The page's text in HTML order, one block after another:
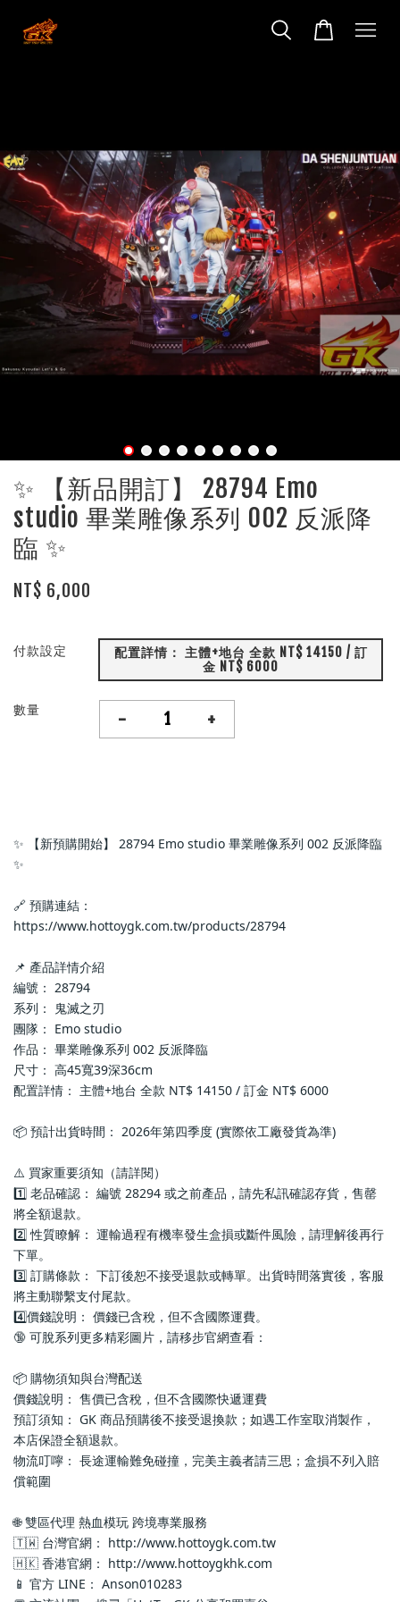
✨ 【新品開訂】 28794 Emo
studio 畢業雕像系列 002 反派降
臨 ✨
NT$ 6,000
付款設定
配置詳情： 主體+地台 全款 NT$ 14150 / 訂
金 NT$ 6000
數量 - +
✨ 【新預購開始】 28794 Emo studio 畢業雕像系列 002 反派降臨
✨
🔗 預購連結：
https://www.hottoygk.com.tw/products/28794
📌 產品詳情介紹
編號： 28794
系列： 鬼滅之刃
團隊： Emo studio
作品： 畢業雕像系列 002 反派降臨
尺寸： 高45寬39深36cm
配置詳情： 主體+地台 全款 NT$ 14150 / 訂金 NT$ 6000
📦 預計出貨時間： 2026年第四季度 (實際依工廠發貨為準)
⚠️ 買家重要須知（請詳閱）
1️⃣ 老品確認： 編號 28294 或之前產品，請先私訊確認存貨，售罄
將全額退款。
2️⃣ 性質瞭解： 運輸過程有機率發生盒損或斷件風險，請理解後再行
下單。
3️⃣ 訂購條款： 下訂後恕不接受退款或轉單。出貨時間落實後，客服
將主動聯繫支付尾款。
4️⃣價錢說明： 價錢已含稅，但不含國際運費。
🔞 可脫系列更多精彩圖片，請移步官網查看：
📦 購物須知與台灣配送
價錢說明： 售價已含稅，但不含國際快遞運費
預訂須知： GK 商品預購後不接受退換款；如遇工作室取消製作，
本店保證全額退款。
物流叮嚀： 長途運輸難免碰撞，完美主義者請三思；盒損不列入賠
償範圍
🌐 雙區代理 熱血模玩 跨境專業服務
🇹🇼 台灣官網： http://www.hottoygk.com.tw
🇭🇰 香港官網： http://www.hottoygkhk.com
📱 官方 LINE： Anson010283